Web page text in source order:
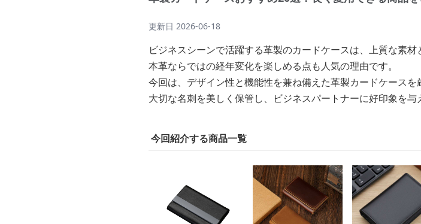
更新日 2026-06-18
ビジネスシーンで活躍する革製のカードケースは、上質な素
本革ならではの経年変化を楽しめる点も人気の理由です。
今回は、デザイン性と機能性を兼ね備えた革製カードケースを
大切な名刺を美しく保管し、ビジネスパートナーに好印象を与
今回紹介する商品一覧